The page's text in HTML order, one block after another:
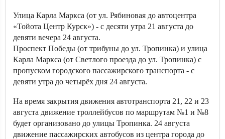
Улица Карла Маркса (от ул. Рябиновая до автоцентра
«Тойота Центр Курск») - с десяти утра 21 августа до
девяти вечера 24 августа.
Проспект Победы (от трибуны до ул. Тропинка) и улица
Карла Маркса (от Светлого проезда до ул. Тропинка) с
пропуском городского пассажирского транспорта - с
девяти утра до четырёх дня 24 августа.
На время закрытия движения автотранспорта 21, 22 и 23
августа движение троллейбусов по маршрутам №1 и №8
будет организовано до улицы Тропинка. 24 августа
движение пассажирских автобусов из центра города до